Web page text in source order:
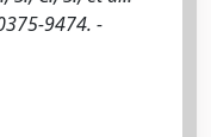
9474. -